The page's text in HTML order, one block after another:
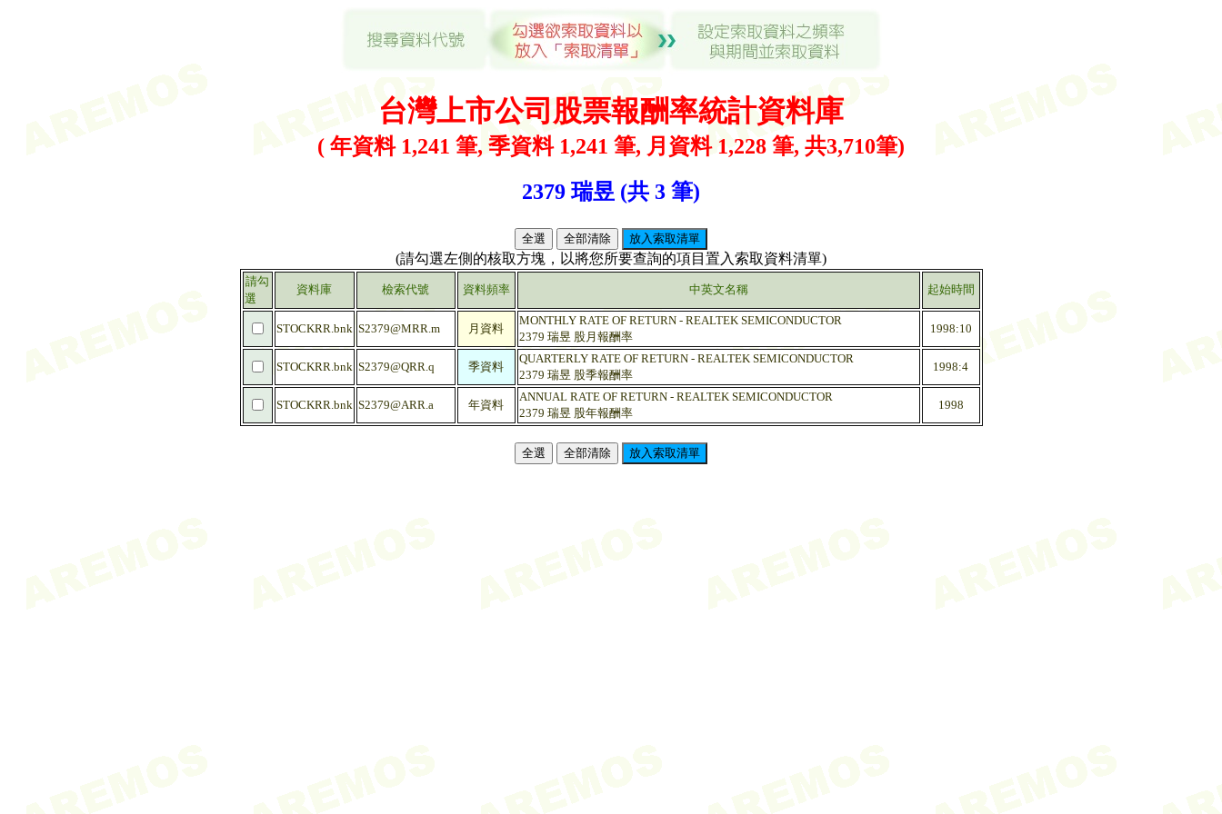
台灣上市公司股票報酬率統計資料庫
( 年資料 1,241 筆, 季資料 1,241 筆, 月資料 1,228 筆, 共3,710筆)
2379 瑞昱 (共 3 筆)
(請勾選左側的核取方塊，以將您所要查詢的項目置入索取資料清單)
請勾
選
資料庫 檢索代號 資料頻率 中英文名稱 起始時間
STOCKRR.bnk S2379@MRR.m 月資料
MONTHLY RATE OF RETURN - REALTEK SEMICONDUCTOR
2379 瑞昱 股月報酬率
1998:10
STOCKRR.bnk S2379@QRR.q 季資料
QUARTERLY RATE OF RETURN - REALTEK SEMICONDUCTOR
2379 瑞昱 股季報酬率
1998:4
STOCKRR.bnk S2379@ARR.a 年資料
ANNUAL RATE OF RETURN - REALTEK SEMICONDUCTOR
2379 瑞昱 股年報酬率
1998